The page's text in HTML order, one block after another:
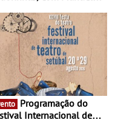
- Concerto
na MAAT
a 3 de Setembro,
Internacional de